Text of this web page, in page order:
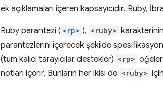
ek açıklamaları içeren kapsayıcıdır. Ruby,
Ruby parantezi ( <rp> ), <ruby>
parantezlerini içerecek şekilde
(tüm kalıcı tarayıcılar destekler) <rp>
notları içerir. Bunların her ikisi de <ruby>